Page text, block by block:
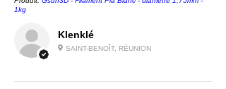
Klenklé
SAINT-BENOÎT, RÉUNION
1kg